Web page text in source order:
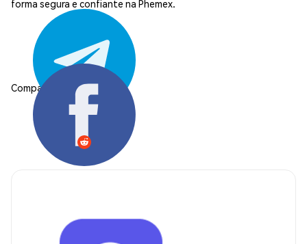
forma segura e confiante na Phemex.
Compartilhar: